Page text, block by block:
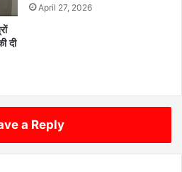
दी
April 27, 2026
a Reply